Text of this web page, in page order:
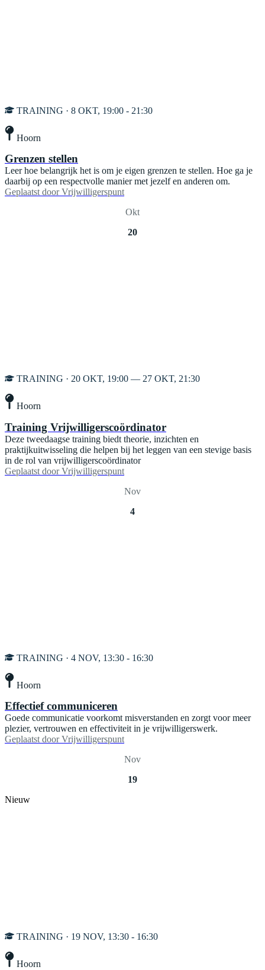
TRAINING · 8 OKT, 19:00 - 21:30
Hoorn
Grenzen stellen
Leer hoe belangrijk het is om je eigen grenzen te stellen. Hoe ga je
daarbij op een respectvolle manier met jezelf en anderen om.
Geplaatst door Vrijwilligerspunt
Okt
20
TRAINING · 20 OKT, 19:00 — 27 OKT, 21:30
Hoorn
Training Vrijwilligerscoördinator
Deze tweedaagse training biedt theorie, inzichten en
praktijkuitwisseling die helpen bij het leggen van een stevige basis
in de rol van vrijwilligerscoördinator
Geplaatst door Vrijwilligerspunt
Nov
4
TRAINING · 4 NOV, 13:30 - 16:30
Hoorn
Effectief communiceren
Goede communicatie voorkomt misverstanden en zorgt voor meer
plezier, vertrouwen en effectiviteit in je vrijwilligerswerk.
Geplaatst door Vrijwilligerspunt
Nov
19
Nieuw
TRAINING · 19 NOV, 13:30 - 16:30
Hoorn